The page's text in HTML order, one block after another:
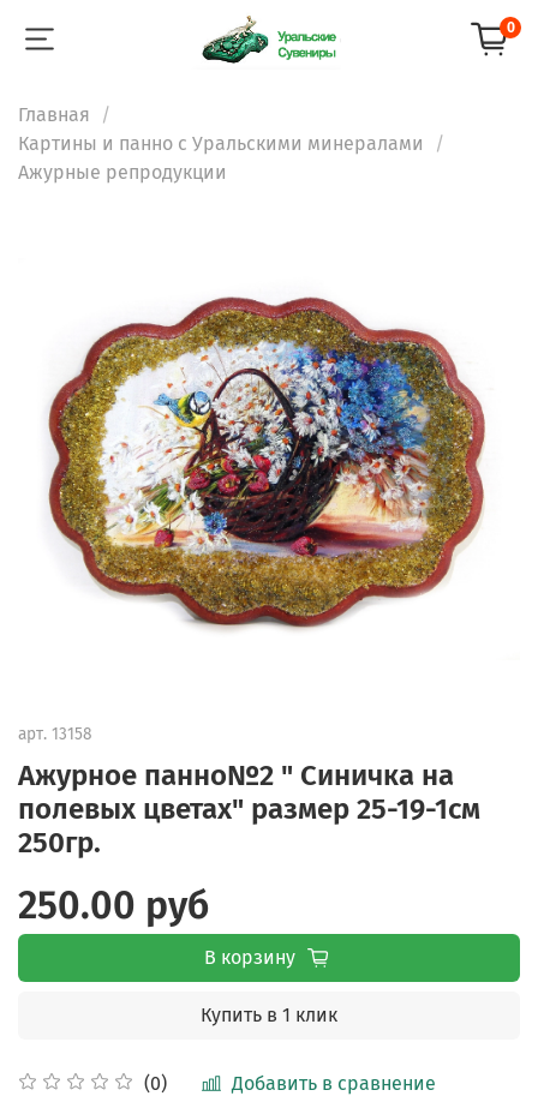
0
Главная
Картины и панно с Уральскими минералами
Ажурные репродукции
арт. 13158
Ажурное панно№2 " Синичка на
полевых цветах" размер 25-19-1см
250гр.
(0) Добавить в сравнение
250.00 руб
В корзину
Купить в 1 клик